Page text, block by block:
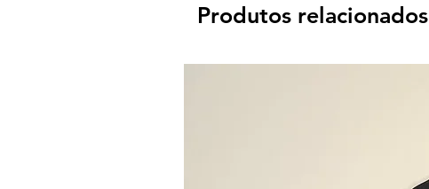
Produtos relacionados